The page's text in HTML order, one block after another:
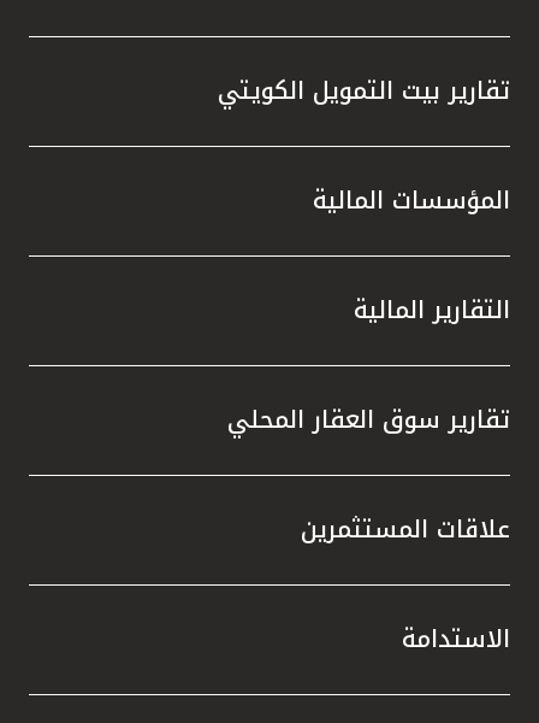
تقارير بيت التمويل الكويتي
المؤسسات المالية
التقارير المالية
تقارير سوق العقار المحلي
علاقات المستثمرين
الاستدامة